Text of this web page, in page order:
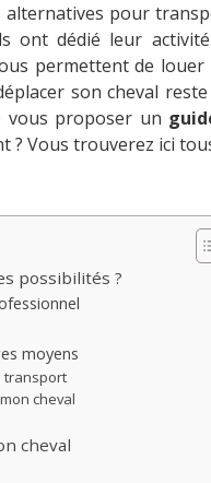
alternatives pour
ont dédié leur
permettent de
son cheval
vous proposer un
Vous trouverez ici
possibilités ?
moyens
transport
cheval
cheval